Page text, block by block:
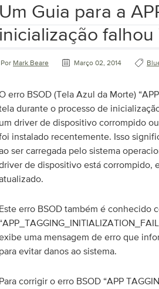
Guia para a
Por Mark Beare Março 02, 2014
erro BSOD (Tela Azul da Morte)
durante o processo de
driver de dispositivo corrompido
instalado recentemente. Isso
ser carregada pelo sistema
de dispositivo está corrompido,
erro BSOD também é conhecido
uma mensagem de erro que
evitar danos ao sistema.
corrigir o erro BSOD “APP